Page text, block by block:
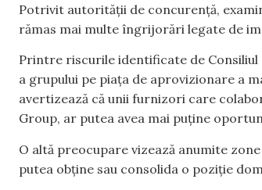
Potrivit autorității de concurență,
rămas mai multe îngrijorări legate de
Printre riscurile identificate de
a grupului pe piața de aprovizionare a
avertizează că unii furnizori care
Group, ar putea avea mai puține
O altă preocupare vizează anumite
putea obține sau consolida o poziție